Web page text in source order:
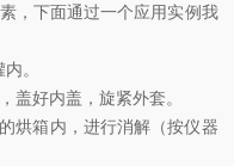
，下面通过一个应用实例我
。
好内盖，旋紧外套。
箱内，进行消解（按仪器